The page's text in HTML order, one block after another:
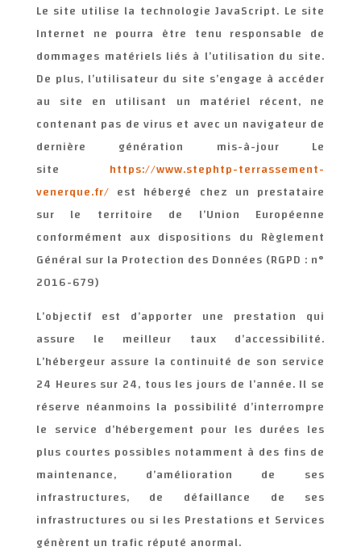
Le site utilise la technologie JavaScript. Le site
Internet ne pourra être tenu responsable de
dommages matériels liés à l’utilisation du site.
De plus, l’utilisateur du site s’engage à accéder
au site en utilisant un matériel récent, ne
contenant pas de virus et avec un navigateur de
dernière génération mis-à-jour Le
site
https://www.stephtp-terrassement-
venerque.fr/ est hébergé chez un prestataire
sur le territoire de l’Union Européenne
conformément aux dispositions du Règlement
Général sur la Protection des Données (RGPD : n°
2016-679)
L’objectif est d’apporter une prestation qui
assure le meilleur taux d’accessibilité.
L’hébergeur assure la continuité de son service
24 Heures sur 24, tous les jours de l’année. Il se
réserve néanmoins la possibilité d’interrompre
le service d’hébergement pour les durées les
plus courtes possibles notamment à des fins de
maintenance, d’amélioration de ses
infrastructures, de défaillance de ses
infrastructures ou si les Prestations et Services
génèrent un trafic réputé anormal.